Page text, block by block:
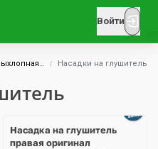
Войти
системы Насадки на глушитель
Насадка на глушитель
правая оригинал